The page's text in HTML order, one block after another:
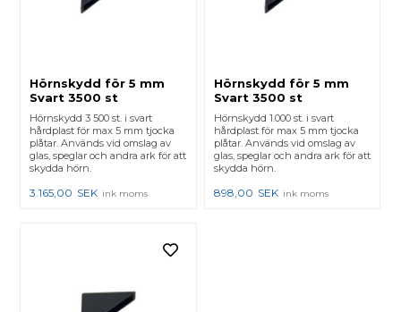
Hörnskydd för 5 mm
Svart 3500 st
Hörnskydd 3 500 st. i svart
hårdplast för max 5 mm tjocka
plåtar. Används vid omslag av
glas, speglar och andra ark för att
skydda hörn.
3.165,00 SEK ink moms
Hörnskydd för 5 mm
Svart 3500 st
Hörnskydd 1.000 st. i svart
hårdplast för max 5 mm tjocka
plåtar. Används vid omslag av
glas, speglar och andra ark för att
skydda hörn.
898,00 SEK ink moms